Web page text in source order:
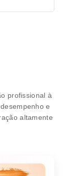
profissional à
e
altamente